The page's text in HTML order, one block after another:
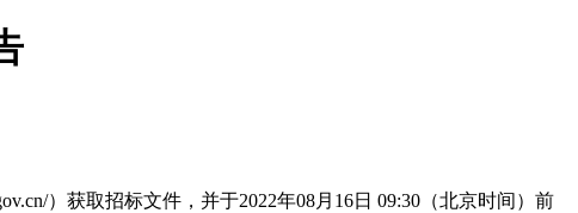
）获取招标文件，并于2022年08月16日 09:30（北京时间）前